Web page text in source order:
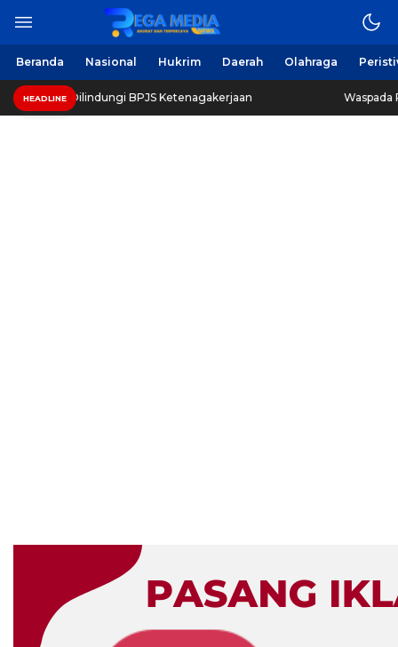
Beranda Nasional Hukrim Daerah Olahraga
HEADLINEBPJS Ketenagakerjaan Waspada Penipuan